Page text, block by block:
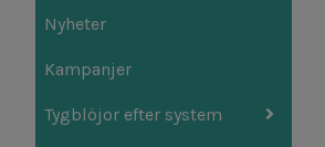
Nyheter
Kampanjer
Tygblöjor efter system